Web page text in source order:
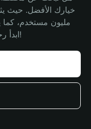
على محفظة Bitget Wallet. ابدأ رحلتك الآن!